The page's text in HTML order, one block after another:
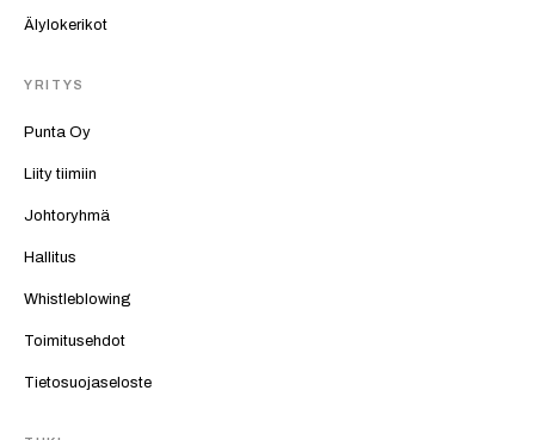
Älylokerikot
YRITYS
Punta Oy
Liity tiimiin
Johtoryhmä
Hallitus
Whistleblowing
Toimitusehdot
Tietosuojaseloste